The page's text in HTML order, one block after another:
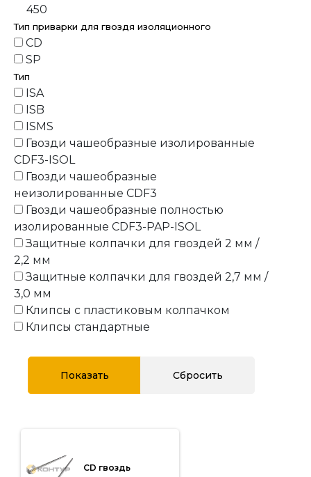
450
Тип приварки для гвоздя изоляционного
CD
SP
Тип
ISA
ISB
ISMS
Гвозди чашеобразные изолированные
CDF3-ISOL
Гвозди чашеобразные
неизолированные CDF3
Гвозди чашеобразные полностью
изолированные CDF3-PAP-ISOL
Защитные колпачки для гвоздей 2 мм /
2,2 мм
Защитные колпачки для гвоздей 2,7 мм /
3,0 мм
Клипсы с пластиковым колпачком
Клипсы стандартные
СD гвоздь